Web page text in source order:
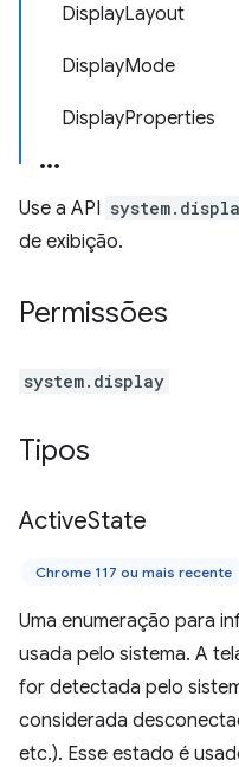
DisplayLayout
DisplayMode
DisplayProperties
Use a API
de exibição.
Permissões
system.display
Tipos
ActiveState
Chrome 117 ou mais recente
Uma enumeração para
usada pelo sistema. A
for detectada pelo
considerada
etc.). Esse estado é